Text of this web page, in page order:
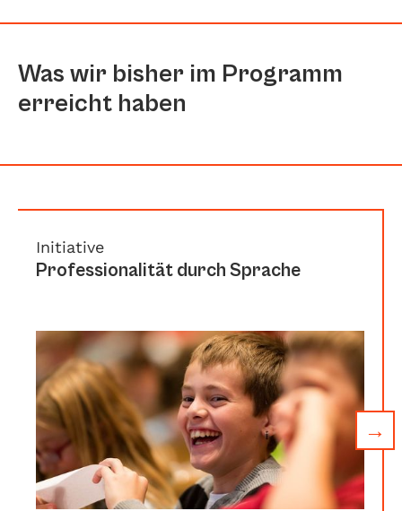
Was wir bisher im Programm
erreicht haben
Initiative
Professionalität durch Sprache
→